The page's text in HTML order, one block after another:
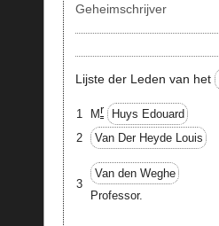
Geheimschrijver
Lijste der Leden van het
1 Mr Huys Edouard
2
Van Der Heyde Louis
3
Van den Weghe
Professor.